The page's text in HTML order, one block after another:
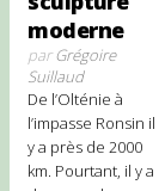
moderne
parGrégoire
Suillaud
De l’Olténie à
l’impasse Ronsin il
y a près de 2000
km. Pourtant, il y a